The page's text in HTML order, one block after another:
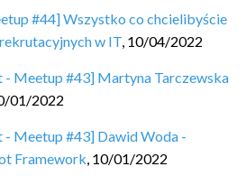
#44] Wszystko co chcielibyście
w IT, 10/04/2022
- Meetup #43] Martyna Tarczewska
01/2022
- Meetup #43] Dawid Woda -
Framework, 10/01/2022